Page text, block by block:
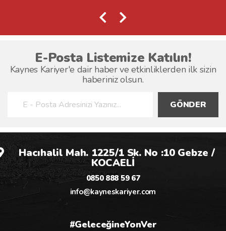
E-Posta Listemize Katılın!
Kaynes Kariyer'e dair haber ve etkinliklerden ilk sizin
haberiniz olsun.
GÖNDER
Hacıhalil Mah. 1225/1 Sk. No :10 Gebze /
KOCAELİ
0850 888 59 67
info@kayneskariyer.com
#GeleceğineYonVer